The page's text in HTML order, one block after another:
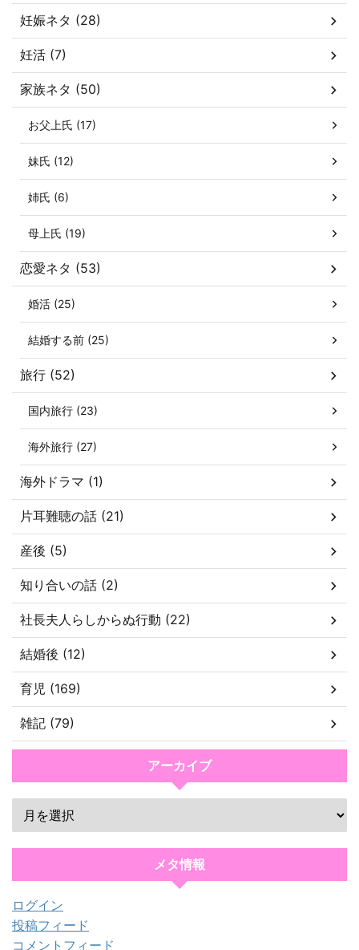
妊娠ネタ (28)
妊活 (7)
家族ネタ (50)
お父上氏 (17)
妹氏 (12)
姉氏 (6)
母上氏 (19)
恋愛ネタ (53)
婚活 (25)
結婚する前 (25)
旅行 (52)
国内旅行 (23)
海外旅行 (27)
海外ドラマ (1)
片耳難聴の話 (21)
産後 (5)
知り合いの話 (2)
社長夫人らしからぬ行動 (22)
結婚後 (12)
育児 (169)
雑記 (79)
アーカイブ
メタ情報
ログイン
投稿フィード
コメントフィード